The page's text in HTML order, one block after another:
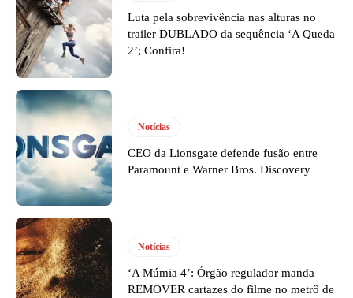
Luta pela sobrevivência nas alturas no
trailer DUBLADO da sequência ‘A Queda
2’; Confira!
Notícias
CEO da Lionsgate defende fusão entre
Paramount e Warner Bros. Discovery
Notícias
‘A Múmia 4’: Órgão regulador manda
REMOVER cartazes do filme no metrô de